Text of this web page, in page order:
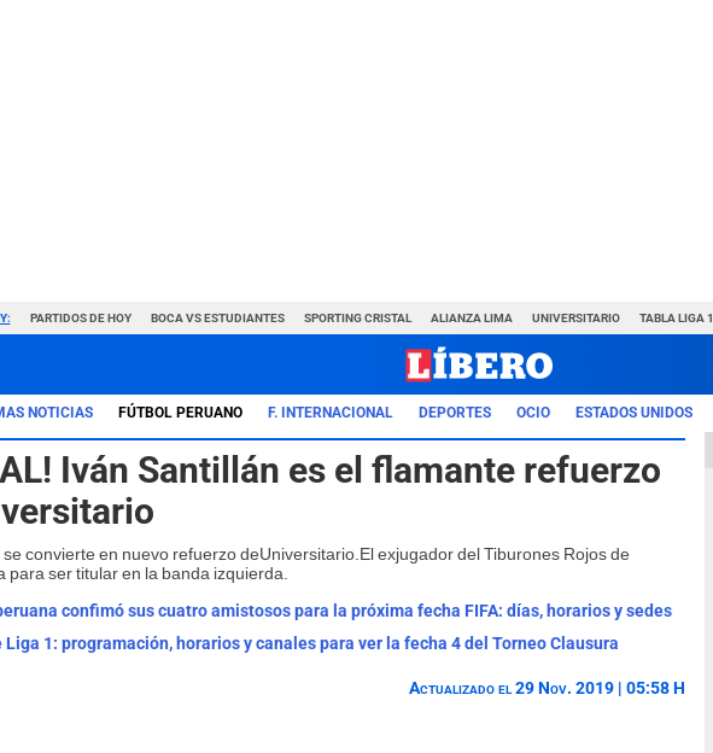
PARTIDOS DE HOY BOCA VS ESTUDIANTES SPORTING CRISTAL ALIANZA LIMA UNIVERSITARIO TABLA LIGA 1
NOTICIAS FÚTBOL PERUANO F. INTERNACIONAL DEPORTES OCIO ESTADOS UNIDOS
Iván Santillán es el flamante refuerzo
se convierte en nuevo refuerzo deUniversitario.El exjugador del Tiburones Rojos de
para ser titular en la banda izquierda.
confimó sus cuatro amistosos para la próxima fecha FIFA: días, horarios y sedes
Liga 1: programación, horarios y canales para ver la fecha 4 del Torneo Clausura
Actualizado el 29 Nov. 2019 | 05:58 H